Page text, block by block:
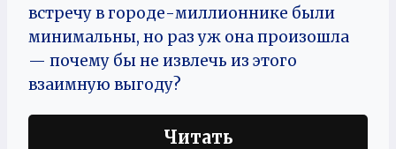
встречу в городе-миллионнике были
минимальны, но раз уж она произошла
— почему бы не извлечь из этого
взаимную выгоду?
Читать